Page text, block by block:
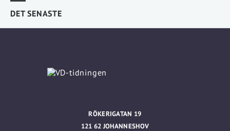
DET SENASTE
RÖKERIGATAN 19
121 62 JOHANNESHOV